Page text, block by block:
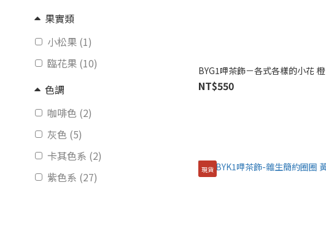
果實類
小松果 (1)
臨花果 (10)
色調
咖啡色 (2)
灰色 (5)
卡其色系 (2)
紫色系 (27)
BYG1呷茶飾－各式各樣的小花 橙
NT$550
現貨